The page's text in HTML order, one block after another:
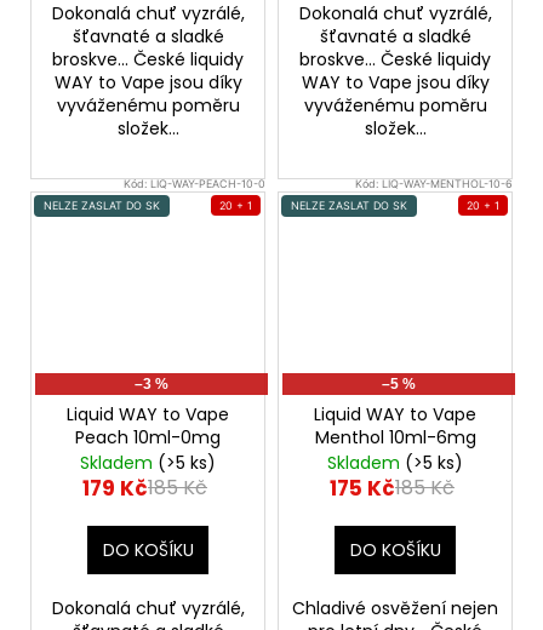
Dokonalá chuť vyzrálé,
šťavnaté a sladké
broskve... České liquidy
WAY to Vape jsou díky
vyváženému poměru
složek...
Dokonalá chuť vyzrálé,
šťavnaté a sladké
broskve... České liquidy
WAY to Vape jsou díky
vyváženému poměru
složek...
Kód:LIQ-WAY-PEACH-10-0
NELZE ZASLAT DO SK
–3 %
20 + 1
Liquid WAY to Vape
Peach 10ml-0mg
Skladem (>5 ks)
179 Kč185 Kč
DO KOŠÍKU
Dokonalá chuť vyzrálé,
Kód:LIQ-WAY-MENTHOL-10-6
NELZE ZASLAT DO SK
–5 %
20 + 1
Liquid WAY to Vape
Menthol 10ml-6mg
Skladem (>5 ks)
175 Kč185 Kč
DO KOŠÍKU
Chladivé osvěžení nejen